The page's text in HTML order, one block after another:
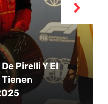
Pirelli Y El
Tienen